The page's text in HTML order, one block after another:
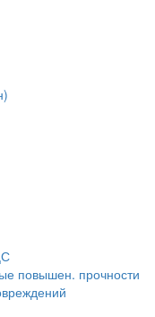
повышен. прочности